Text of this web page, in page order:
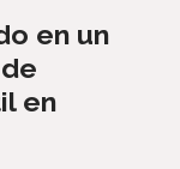
en un
en